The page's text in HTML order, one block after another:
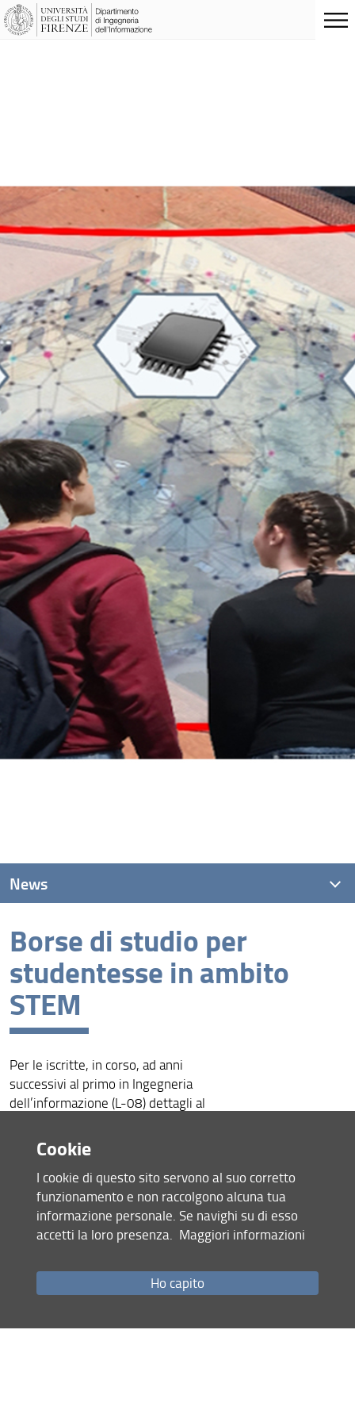
Borse di studio per
studentesse in ambito
STEM
Per le iscritte, in corso, ad anni
successivi al primo in Ingegneria
dell’informazione (L-08) dettagli al
https://www.unifi.it/it/news/dieci-
stem
07 Maggio 2025 (Archiviata
News
News recenti
Archivio
Mappa del sito
Cookie
I cookie di questo sito servono al suo corretto
funzionamento e non raccolgono alcuna tua
informazione personale. Se navighi su di esso
accetti la loro presenza. Maggiori informazioni
Ho capito